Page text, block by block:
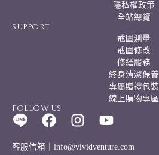
隱私權政策
全站總覽
SUPPORT
戒圍測量
戒圍修改
修繕服務
終身清潔保養
專屬贈禮包裝
線上購物專區
FOLLOW US
客服信箱｜info@vividventure.com